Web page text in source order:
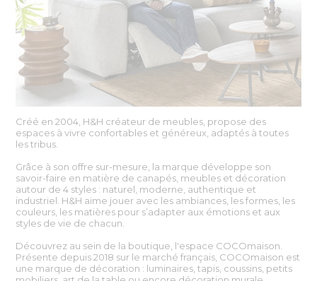
Créé en 2004, H&H créateur de meubles, propose des
espaces à vivre confortables et généreux, adaptés à toutes
les tribus.
Grâce à son offre sur-mesure, la marque développe son
savoir-faire en matière de canapés, meubles et décoration
autour de 4 styles : naturel, moderne, authentique et
industriel. H&H aime jouer avec les ambiances, les formes, les
couleurs, les matières pour s’adapter aux émotions et aux
styles de vie de chacun.
Découvrez au sein de la boutique, l'espace COCOmaison.
Présente depuis 2018 sur le marché français, COCOmaison est
une marque de décoration : luminaires, tapis, coussins, petits